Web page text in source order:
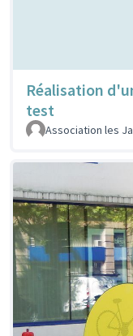
Réalisation
test
Association les